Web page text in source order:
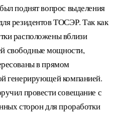
поднят вопрос выделения
резидентов ТОСЭР. Так как
расположены вблизи
мощности,
в прямом
генерирующей компанией.
провести совещание с
сторон для проработки